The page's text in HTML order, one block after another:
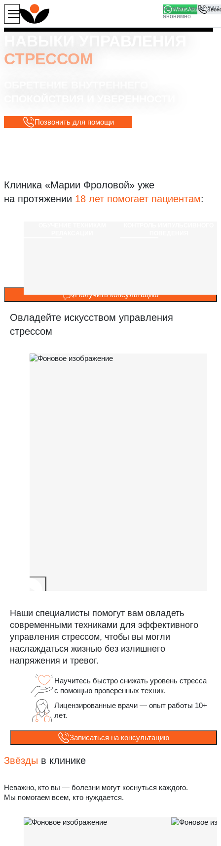
WhatsApp
СТРЕССОМ
Позвонить для помощи
Клиника «Марии Фроловой» уже
на протяжении 18 лет помогает пациентам:
Получить консультацию
Овладейте искусством управления
стрессом
Наши специалисты помогут вам овладеть
современными техниками для эффективного
управления стрессом, чтобы вы могли
наслаждаться жизнью без излишнего
напряжения и тревог.
Научитесь быстро снижать уровень стресса
с помощью проверенных техник.
Лицензированные врачи — опыт работы 10+
лет.
Записаться на консультацию
Звёзды в клинике
Неважно, кто вы — болезни могут коснуться каждого.
Мы помогаем всем, кто нуждается.
Продолжая работу с сайтом, вы соглашаетесь на то, что
мы используем файлы
Хорошо